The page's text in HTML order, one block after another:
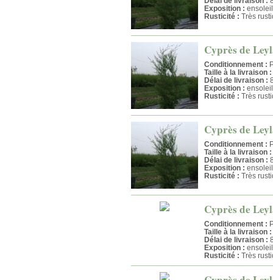
Exposition :
Rusticité : Très
Cyprès de
Conditionnement :
Taille à la livraison :
Délai de livraison :
Exposition :
Rusticité : Très
Cyprès de
Conditionnement :
Taille à la livraison :
Délai de livraison :
Exposition :
Rusticité : Très
Cyprès de
Conditionnement :
Taille à la livraison :
Délai de livraison :
Exposition :
Rusticité : Très